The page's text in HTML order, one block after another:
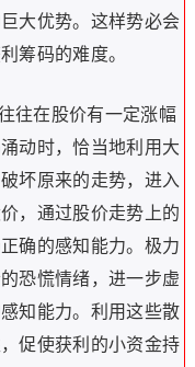
大优势。这样势必会
筹码的难度。
往在股价有一定涨幅
动时，恰当地利用大
坏原来的走势，进入
，通过股价走势上的
确的感知能力。极力
恐慌情绪，进一步虚
知能力。利用这些散
促使获利的小资金持